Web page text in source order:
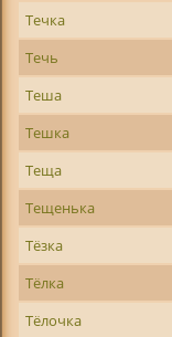
Течка
Течь
Теша
Тешка
Теща
Тещенька
Тёзка
Тёлка
Тёлочка